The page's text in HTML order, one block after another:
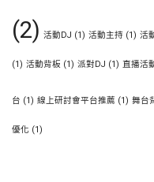
(2) 活動DJ (1) 活動主持 (1) 活
(1) 活動背板 (1) 派對DJ (1) 直播活
台 (1) 線上研討會平台推薦 (1) 舞台
優化 (1)